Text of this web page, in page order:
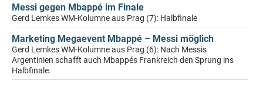
Messi gegen Mbappé im Finale
Gerd Lemkes WM-Kolumne aus Prag (7): Halbfinale
Marketing Megaevent Mbappé – Messi möglich
Gerd Lemkes WM-Kolumne aus Prag (6): Nach Messis
Argentinien schafft auch Mbappés Frankreich den Sprung ins
Halbfinale.